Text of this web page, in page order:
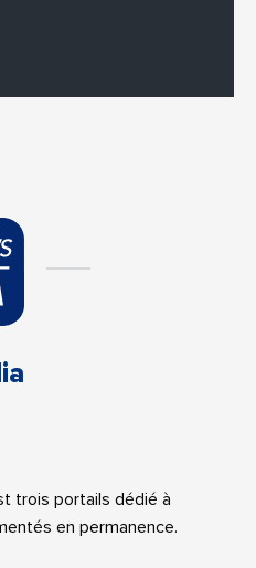
trois portails dédié à
en permanence.